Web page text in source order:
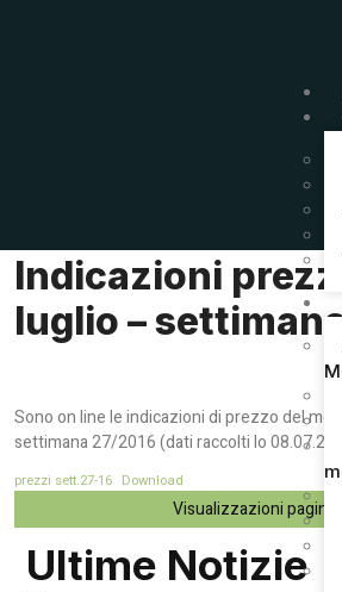
Indicazioni
luglio –
Sono on line le indicazioni di prezzo del
settimana 27/2016 (dati raccolti lo
prezzi sett.27-16 Download
Visualizzazioni pagina:
Ultime Notizie